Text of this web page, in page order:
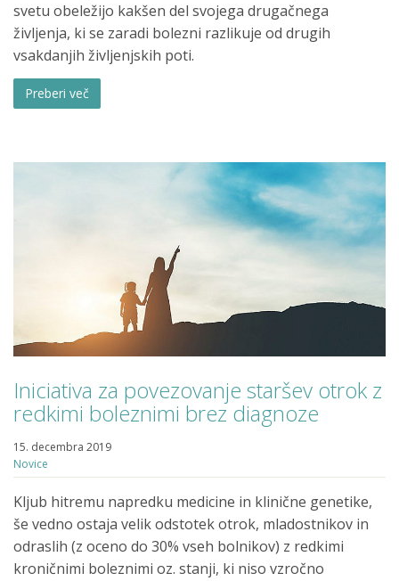
svetu obeležijo kakšen del svojega drugačnega
življenja, ki se zaradi bolezni razlikuje od drugih
vsakdanjih življenjskih poti.
Preberi več
Iniciativa za povezovanje staršev otrok z
redkimi boleznimi brez diagnoze
15. decembra 2019
Novice
Kljub hitremu napredku medicine in klinične genetike,
še vedno ostaja velik odstotek otrok, mladostnikov in
odraslih (z oceno do 30% vseh bolnikov) z redkimi
kroničnimi boleznimi oz. stanji, ki niso vzročno